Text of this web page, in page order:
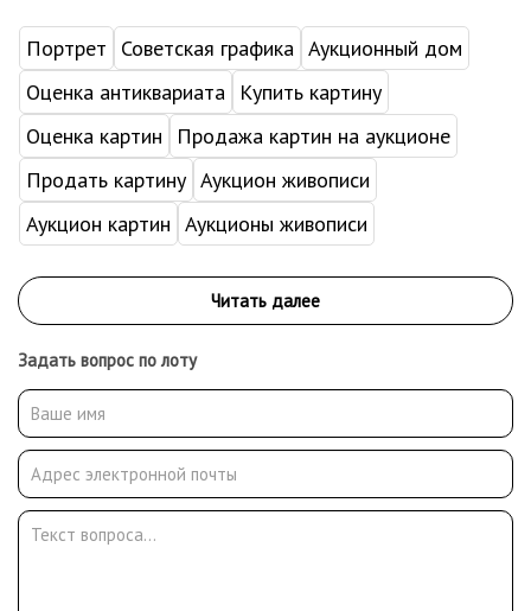
Портрет Советская графика Аукционный дом
Оценка антиквариата
Купить картину
Оценка картин
Продажа картин на аукционе
Продать картину Аукцион живописи
Аукцион картин Аукционы живописи
Задать вопрос по лоту